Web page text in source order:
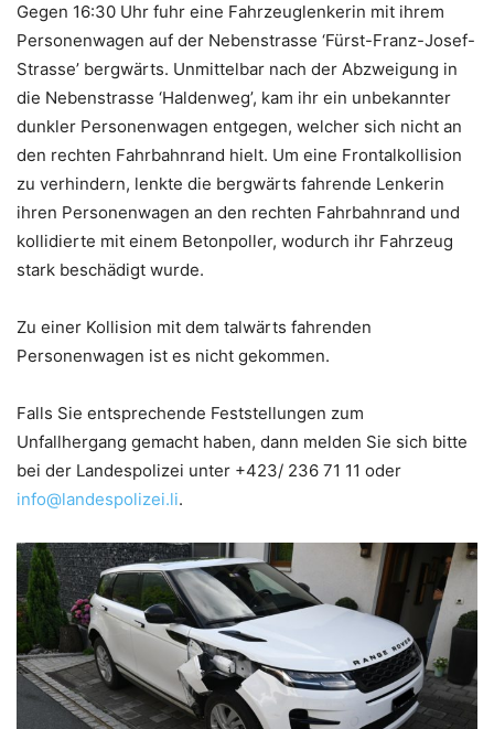
Gegen 16:30 Uhr fuhr eine Fahrzeuglenkerin mit ihrem
Personenwagen auf der Nebenstrasse ‘Fürst-Franz-Josef-
Strasse’ bergwärts. Unmittelbar nach der Abzweigung in
die Nebenstrasse ‘Haldenweg’, kam ihr ein unbekannter
dunkler Personenwagen entgegen, welcher sich nicht an
den rechten Fahrbahnrand hielt. Um eine Frontalkollision
zu verhindern, lenkte die bergwärts fahrende Lenkerin
ihren Personenwagen an den rechten Fahrbahnrand und
kollidierte mit einem Betonpoller, wodurch ihr Fahrzeug
stark beschädigt wurde.
Zu einer Kollision mit dem talwärts fahrenden
Personenwagen ist es nicht gekommen.
Falls Sie entsprechende Feststellungen zum
Unfallhergang gemacht haben, dann melden Sie sich bitte
bei der Landespolizei unter +423/ 236 71 11 oder
info@landespolizei.li.